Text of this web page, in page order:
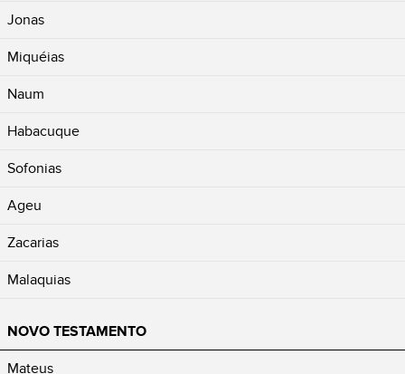
Jonas
Miquéias
Naum
Habacuque
Sofonias
Ageu
Zacarias
Malaquias
NOVO TESTAMENTO
Mateus